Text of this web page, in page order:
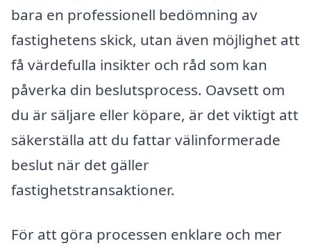
bara en professionell bedömning av
fastighetens skick, utan även möjlighet att
få värdefulla insikter och råd som kan
påverka din beslutsprocess. Oavsett om
du är säljare eller köpare, är det viktigt att
säkerställa att du fattar välinformerade
beslut när det gäller
fastighetstransaktioner.
För att göra processen enklare och mer